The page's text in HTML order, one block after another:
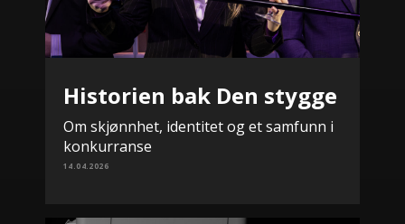
Historien bak Den stygge
Om skjønnhet, identitet og et samfunn i
konkurranse
14.04.2026